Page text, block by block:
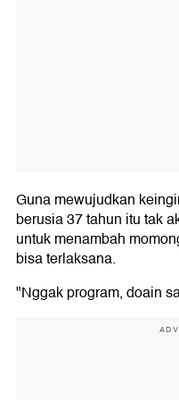
Guna mewujudkan
berusia 37 tahun itu tak
untuk menambah
bisa terlaksana.
"Nggak program, doain